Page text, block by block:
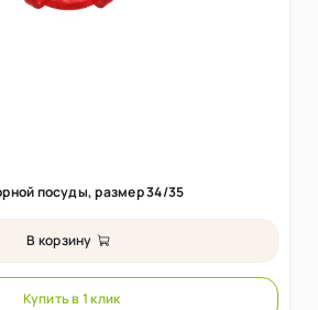
посуды, размер 34/35
В корзину
Купить в 1 клик